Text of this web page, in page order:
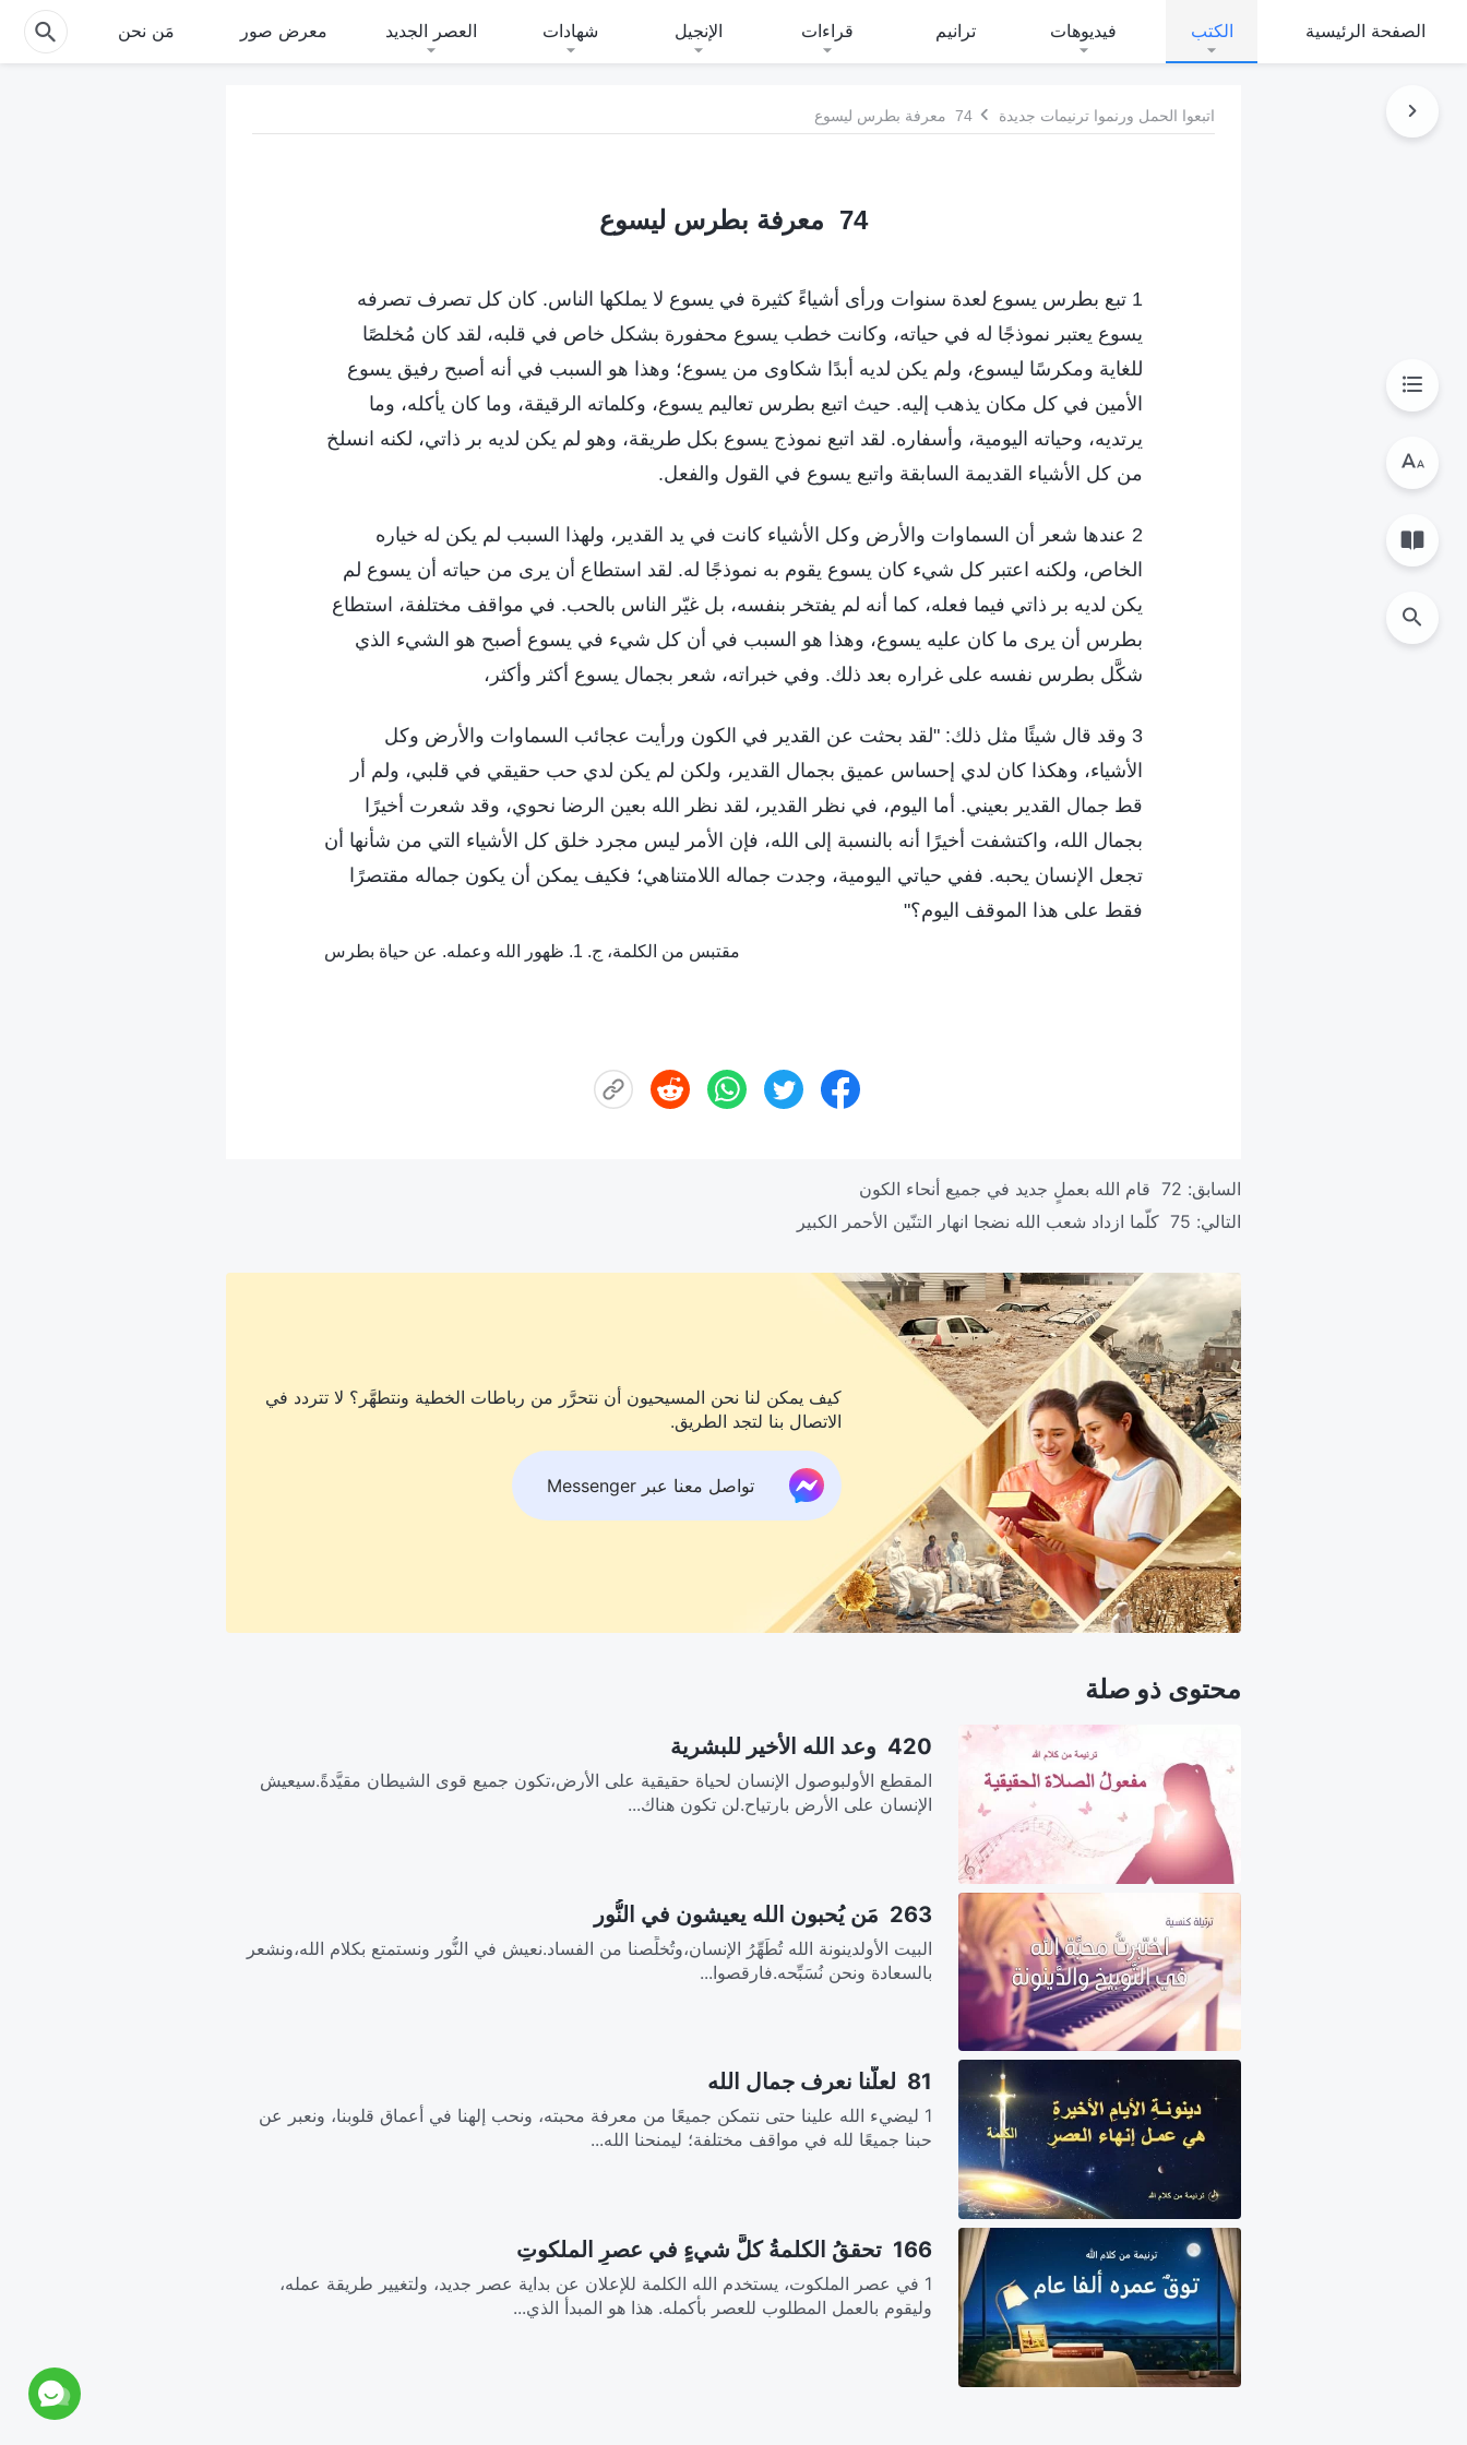
الصفحة الرئيسية الكتب فيديوهات ترانيم قراءات الإنجيل شهادات العصر الجديد معرض صور مَن نحن
اتبعوا الحمل ورنموا ترنيمات جديدة 74 معرفة بطرس ليسوع
74 معرفة بطرس ليسوع
1 تبع بطرس يسوع لعدة سنوات ورأى أشياءً كثيرة في يسوع لا يملكها الناس. كان كل تصرف تصرفه
يسوع يعتبر نموذجًا له في حياته، وكانت خطب يسوع محفورة بشكل خاص في قلبه، لقد كان مُخلصًا
للغاية ومكرسًا ليسوع، ولم يكن لديه أبدًا شكاوى من يسوع؛ وهذا هو السبب في أنه أصبح رفيق يسوع
الأمين في كل مكان يذهب إليه. حيث اتبع بطرس تعاليم يسوع، وكلماته الرقيقة، وما كان يأكله، وما
يرتديه، وحياته اليومية، وأسفاره. لقد اتبع نموذج يسوع بكل طريقة، وهو لم يكن لديه بر ذاتي، لكنه انسلخ
من كل الأشياء القديمة السابقة واتبع يسوع في القول والفعل.
2 عندها شعر أن السماوات والأرض وكل الأشياء كانت في يد القدير، ولهذا السبب لم يكن له خياره
الخاص، ولكنه اعتبر كل شيء كان يسوع يقوم به نموذجًا له. لقد استطاع أن يرى من حياته أن يسوع لم
يكن لديه بر ذاتي فيما فعله، كما أنه لم يفتخر بنفسه، بل غيّر الناس بالحب. في مواقف مختلفة، استطاع
بطرس أن يرى ما كان عليه يسوع، وهذا هو السبب في أن كل شيء في يسوع أصبح هو الشيء الذي
شكَّل بطرس نفسه على غراره بعد ذلك. وفي خبراته، شعر بجمال يسوع أكثر وأكثر،
3 وقد قال شيئًا مثل ذلك: "لقد بحثت عن القدير في الكون ورأيت عجائب السماوات والأرض وكل
الأشياء، وهكذا كان لدي إحساس عميق بجمال القدير، ولكن لم يكن لدي حب حقيقي في قلبي، ولم أر
قط جمال القدير بعيني. أما اليوم، في نظر القدير، لقد نظر الله بعين الرضا نحوي، وقد شعرت أخيرًا
بجمال الله، واكتشفت أخيرًا أنه بالنسبة إلى الله، فإن الأمر ليس مجرد خلق كل الأشياء التي من شأنها أن
تجعل الإنسان يحبه. ففي حياتي اليومية، وجدت جماله اللامتناهي؛ فكيف يمكن أن يكون جماله مقتصرًا
فقط على هذا الموقف اليوم؟"
مقتبس من الكلمة، ج. 1. ظهور الله وعمله. عن حياة بطرس
السابق: 72 قام الله بعملٍ جديد في جميع أنحاء الكون
التالي: 75 كلّما ازداد شعب الله نضجا انهار التنّين الأحمر الكبير
كيف يمكن لنا نحن المسيحيون أن نتحرَّر من رباطات الخطية ونتطهَّر؟ لا تتردد في
الاتصال بنا لتجد الطريق.
تواصل معنا عبر Messenger
محتوى ذو صلة
420 وعد الله الأخير للبشرية‎
المقطع الأولبوصول الإنسان لحياة حقيقية على الأرض،تكون جميع قوى الشيطان مقيَّدةً.سيعيش
الإنسان على الأرض بارتياح.لن تكون هناك...
263 مَن يُحبون الله يعيشون في النُّور
البيت الأولدينونة الله تُطَهِّرُ الإنسان،وتُخلِّصنا من الفساد.نعيش في النُّور ونستمتع بكلام الله،ونشعر
بالسعادة ونحن نُسَبِّحه.فارقصوا...
81 لعلَّنا نعرف جمال الله
1 ليضيء الله علينا حتى نتمكن جميعًا من معرفة محبته، ونحب إلهنا في أعماق قلوبنا، ونعبر عن
حبنا جميعًا لله في مواقف مختلفة؛ ليمنحنا الله...
166 تحققُ الكلمةُ كلَّ شيءٍ في عصرِ الملكوتِ
1 في عصر الملكوت، يستخدم الله الكلمة للإعلان عن بداية عصر جديد، ولتغيير طريقة عمله،
وليقوم بالعمل المطلوب للعصر بأكمله. هذا هو المبدأ الذي...